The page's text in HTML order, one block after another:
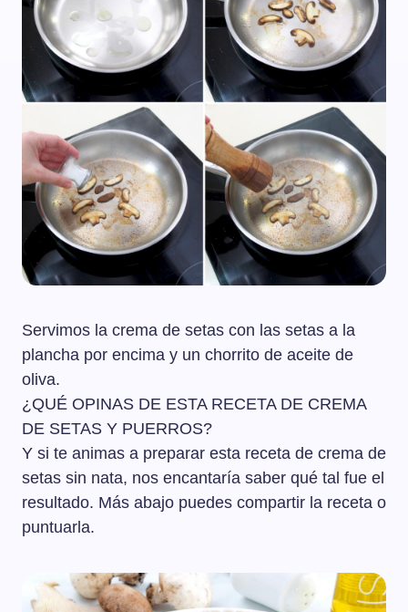
Servimos la crema de setas con las setas a la
plancha por encima y un chorrito de aceite de
oliva.
¿QUÉ OPINAS DE ESTA RECETA DE CREMA
DE SETAS Y PUERROS?
Y si te animas a preparar esta receta de crema de
setas sin nata, nos encantaría saber qué tal fue el
resultado. Más abajo puedes compartir la receta o
puntuarla.